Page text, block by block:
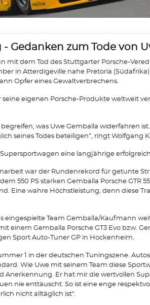
Gedanken zum Tode von
mit dem Tod des Stuttgarter Porsche-
in Atterdigeville nahe Pretoria
Opfer eines Gewaltverbrechens.
eigenen Porsche-Produkte weltweit
was Uwe Gemballa widerfahren
seines Todes beteiligen”, ringt Wolfgang
eine langjährige
war der Rundenrekord für getunte
550 PS starken Gemballa Porsche GTR
Eine wahre Höchstleistung, denn diese
eingespielte Team Gemballa/Kaufmann
einem Gemballa Porsche GT3 Evo bzw.
Sport Auto-Tuner GP in Hockenheim.
1 in der deutschen Tuningszene.
Wie Uwe mit seinem Team diese
Anerkennung. Er hat mir die wertvollen
nie enttäuscht. So ist eine enge
nicht alltäglich ist“.